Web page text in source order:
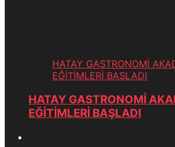
HATAY GASTRONOMİ
EĞİTİMLERİ BAŞLADI
HATAY GASTRONOMİ
EĞİTİMLERİ BAŞLADI